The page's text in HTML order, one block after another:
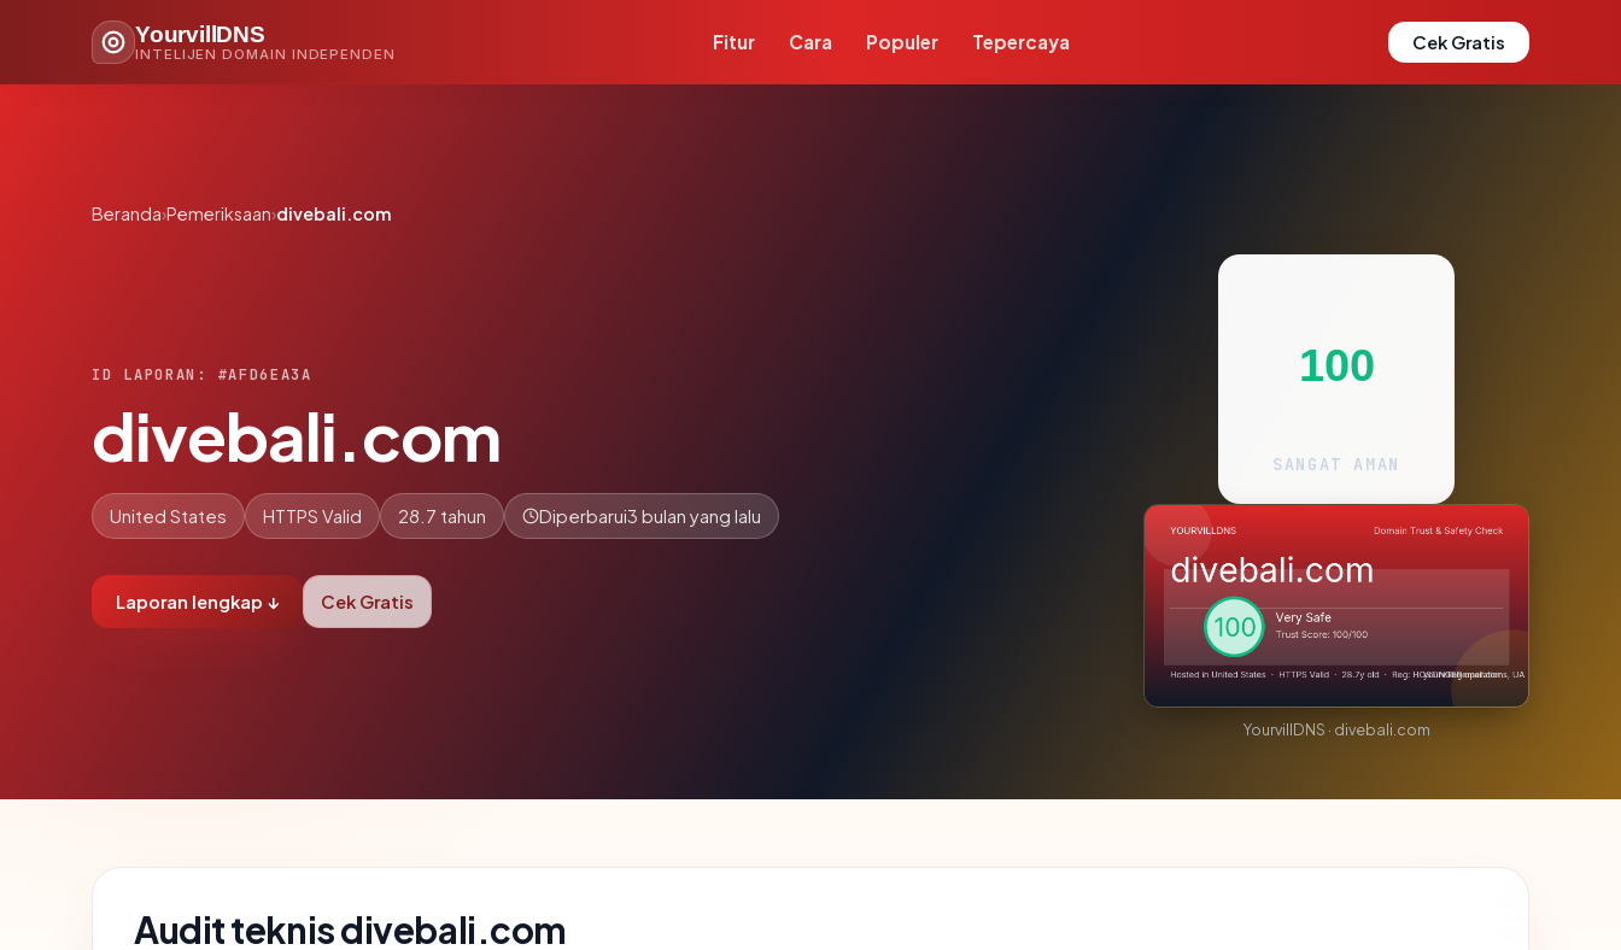
YourvillDNS
INTELIJEN DOMAIN INDEPENDEN
Fitur Cara Populer Tepercaya Cek Gratis
Beranda›Pemeriksaan›divebali.com
ID LAPORAN: #AFD6EA3A
divebali.com
United States HTTPS Valid 28.7 tahun Diperbarui3 bulan yang lalu
Laporan lengkap ↓ Cek Gratis
100
SANGAT AMAN
YourvillDNS · divebali.com
Audit teknis divebali.com